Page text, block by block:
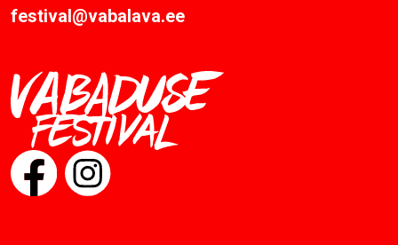
festival@vabalava.ee